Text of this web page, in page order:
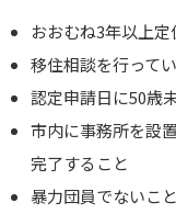
おおむね3年以上
移住相談を行って
認定申請日に50歳
市内に事務所を設
完了すること
暴力団員でないこと